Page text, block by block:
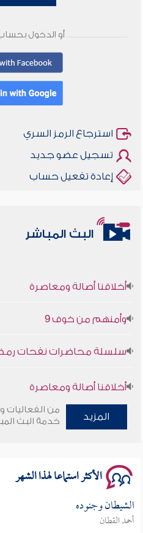
أو الدخول
استرجاع الرمز السري
تسجيل عضو جديد
إعادة تفعيل حساب
البث المباشر
أخلاقنا أصالة ومعاصرة
وأمنهم من خوف 9
سلسلة محاضرات نفحات رمضانية
أخلاقنا أصالة ومعاصرة
وأمنهم من خوف 9
المزيد
من الفعاليات
خدمة البث
الأكثر استماعا لهذا الشهر
الشيطان وجنوده
أحمد القطان